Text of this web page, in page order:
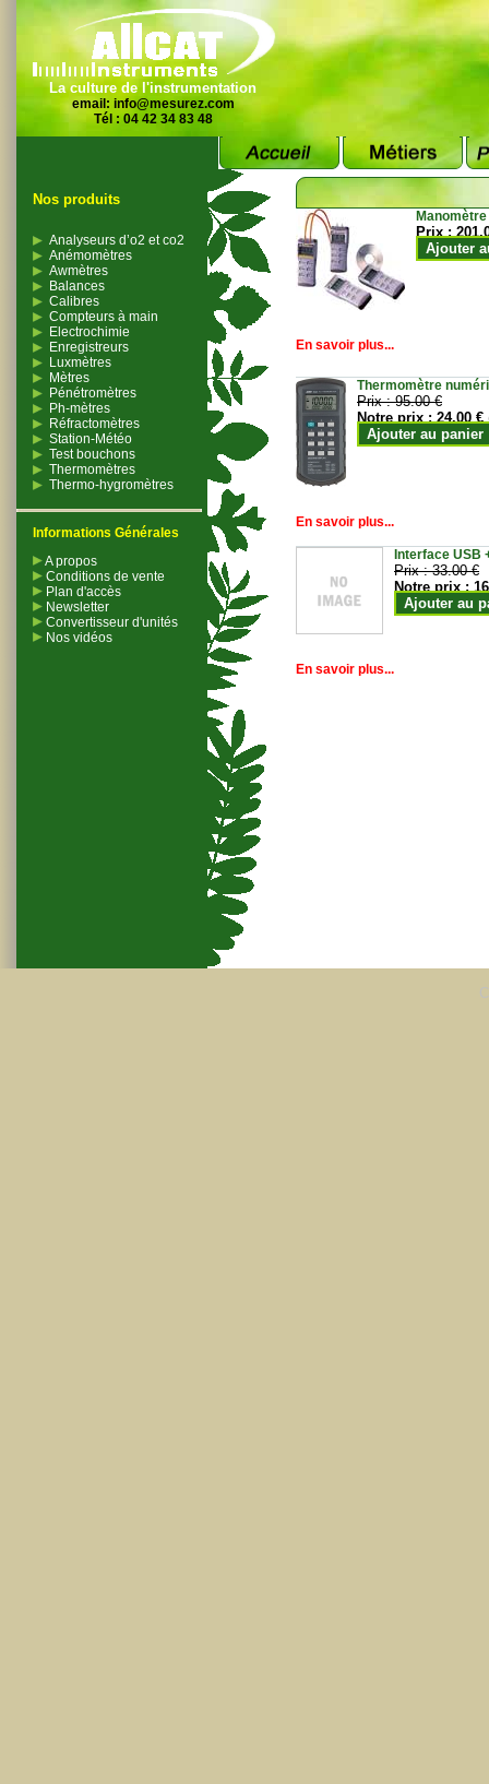
La culture de l'instrumentation
email: info@mesurez.com
Tél : 04 42 34 83 48
Nos produits
Analyseurs d’o2 et co2
Anémomètres
Awmètres
Balances
Calibres
Compteurs à main
Electrochimie
Enregistreurs
Luxmètres
Mètres
Pénétromètres
Ph-mètres
Réfractomètres
Station-Météo
Test bouchons
Thermomètres
Thermo-hygromètres
Informations Générales
A propos
Conditions de vente
Plan d'accès
Newsletter
Convertisseur d'unités
Nos vidéos
Prix :
Ajouter
En savoir plus...
Thermomètre
Prix :95.00 €
Notre prix :24.00 €
Ajouter au panier
En savoir plus...
Interface USB
Prix :33.00 €
Notre prix :
Ajouter au
En savoir plus...